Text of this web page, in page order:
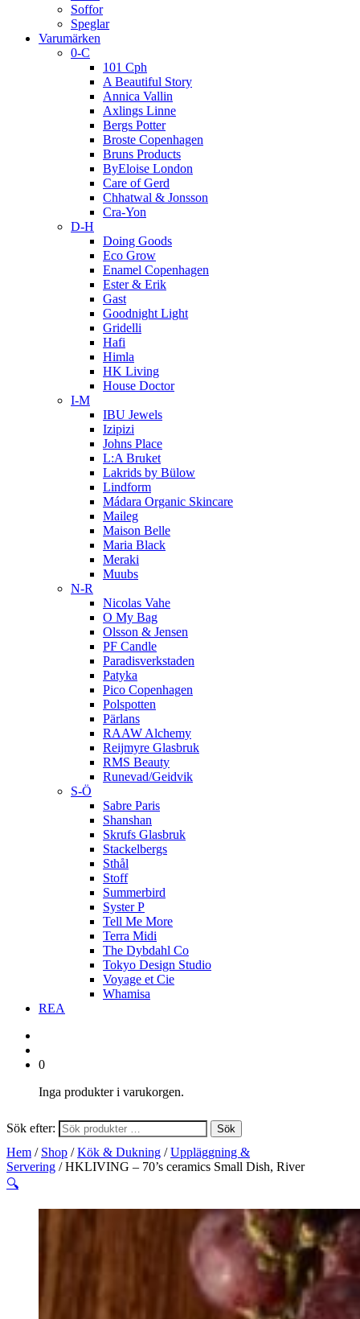
Soffor
Speglar
Varumärken
0-C
101 Cph
A Beautiful Story
Annica Vallin
Axlings Linne
Bergs Potter
Broste Copenhagen
Bruns Products
ByEloise London
Care of Gerd
Chhatwal & Jonsson
Cra-Yon
D-H
Doing Goods
Eco Grow
Enamel Copenhagen
Ester & Erik
Gast
Goodnight Light
Gridelli
Hafi
Himla
HK Living
House Doctor
I-M
IBU Jewels
Izipizi
Johns Place
L:A Bruket
Lakrids by Bülow
Lindform
Mádara Organic Skincare
Maileg
Maison Belle
Maria Black
Meraki
Muubs
N-R
Nicolas Vahe
O My Bag
Olsson & Jensen
PF Candle
Paradisverkstaden
Patyka
Pico Copenhagen
Polspotten
Pärlans
RAAW Alchemy
Reijmyre Glasbruk
RMS Beauty
Runevad/Geidvik
S-Ö
Sabre Paris
Shanshan
Skrufs Glasbruk
Stackelbergs
Sthål
Stoff
Summerbird
Syster P
Tell Me More
Terra Midi
The Dybdahl Co
Tokyo Design Studio
Voyage et Cie
Whamisa
REA
0
Inga produkter i varukorgen.
Sök efter: Sök
Hem / Shop /Kök & Dukning /Uppläggning &
Servering / HKLIVING – 70’s ceramics Small Dish, River
🔍